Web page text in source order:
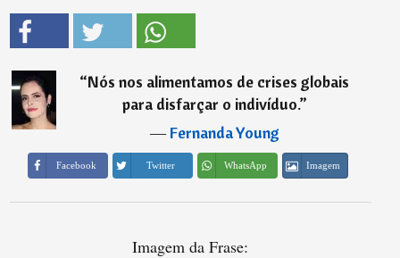
“Nós nos alimentamos de crises globais
para disfarçar o indivíduo.”
―Fernanda Young
Facebook Twitter WhatsApp Imagem
Imagem da Frase: